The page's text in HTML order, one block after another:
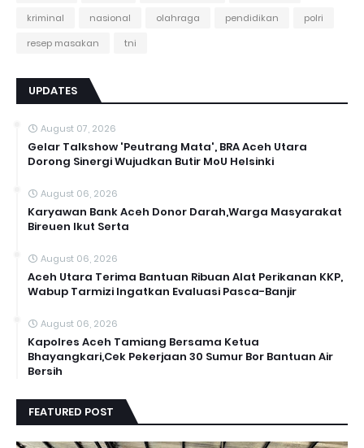
kriminal
nasional olahraga pendidikan
polri
resep masakan
tni
UPDATES
August 07, 2026
Gelar Talkshow 'Peutrang Mata', BRA Aceh Utara
Dorong Sinergi Wujudkan Butir MoU Helsinki
August 06, 2026
Karyawan Bank Aceh Donor Darah,Warga Masyarakat
Bireuen Ikut Serta
August 06, 2026
Aceh Utara Terima Bantuan Ribuan Alat Perikanan KKP,
Wabup Tarmizi Ingatkan Evaluasi Pasca-Banjir
August 06, 2026
Kapolres Aceh Tamiang Bersama Ketua
Bhayangkari,Cek Pekerjaan 30 Sumur Bor Bantuan Air
Bersih
FEATURED POST